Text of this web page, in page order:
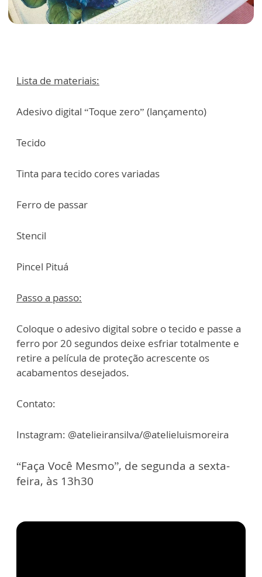
Lista de materiais:
Adesivo digital “Toque zero” (lançamento)
Tecido
Tinta para tecido cores variadas
Ferro de passar
Stencil
Pincel Pituá
Passo a passo:
Coloque o adesivo digital sobre o tecido e passe a
ferro por 20 segundos deixe esfriar totalmente e
retire a película de proteção acrescente os
acabamentos desejados.
Contato:
Instagram: @atelieiransilva/@atelieluismoreira
“Faça Você Mesmo”, de segunda a sexta-
feira, às 13h30